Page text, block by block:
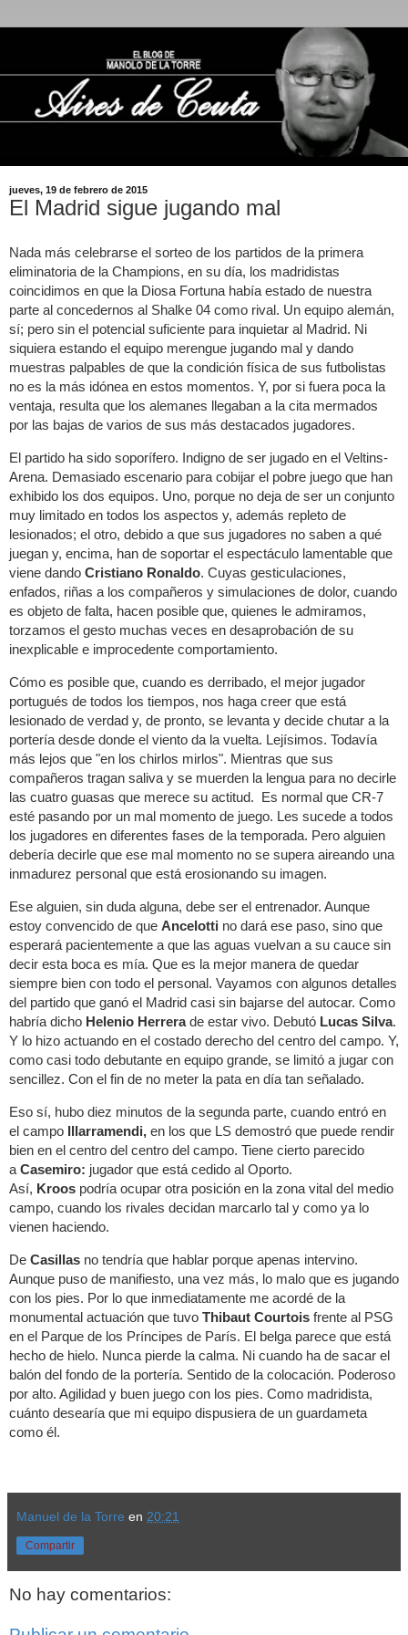
jueves, 19 de febrero de 2015
El Madrid sigue jugando mal
Nada más celebrarse el sorteo de los partidos de la primera
eliminatoria de la Champions, en su día, los madridistas
coincidimos en que la Diosa Fortuna había estado de nuestra
parte al concedernos al Shalke 04 como rival. Un equipo alemán,
sí; pero sin el potencial suficiente para inquietar al Madrid. Ni
siquiera estando el equipo merengue jugando mal y dando
muestras palpables de que la condición física de sus futbolistas
no es la más idónea en estos momentos. Y, por si fuera poca la
ventaja, resulta que los alemanes llegaban a la cita mermados
por las bajas de varios de sus más destacados jugadores.
El partido ha sido soporífero. Indigno de ser jugado en el Veltins-
Arena. Demasiado escenario para cobijar el pobre juego que han
exhibido los dos equipos. Uno, porque no deja de ser un conjunto
muy limitado en todos los aspectos y, además repleto de
lesionados; el otro, debido a que sus jugadores no saben a qué
juegan y, encima, han de soportar el espectáculo lamentable que
viene dando Cristiano Ronaldo. Cuyas gesticulaciones,
enfados, riñas a los compañeros y simulaciones de dolor, cuando
es objeto de falta, hacen posible que, quienes le admiramos,
torzamos el gesto muchas veces en desaprobación de su
inexplicable e improcedente comportamiento.
Cómo es posible que, cuando es derribado, el mejor jugador
portugués de todos los tiempos, nos haga creer que está
lesionado de verdad y, de pronto, se levanta y decide chutar a la
portería desde donde el viento da la vuelta. Lejísimos. Todavía
más lejos que "en los chirlos mirlos". Mientras que sus
compañeros tragan saliva y se muerden la lengua para no decirle
las cuatro guasas que merece su actitud. Es normal que CR-7
esté pasando por un mal momento de juego. Les sucede a todos
los jugadores en diferentes fases de la temporada. Pero alguien
debería decirle que ese mal momento no se supera aireando una
inmadurez personal que está erosionando su imagen.
Ese alguien, sin duda alguna, debe ser el entrenador. Aunque
estoy convencido de que Ancelotti no dará ese paso, sino que
esperará pacientemente a que las aguas vuelvan a su cauce sin
decir esta boca es mía. Que es la mejor manera de quedar
siempre bien con todo el personal. Vayamos con algunos detalles
del partido que ganó el Madrid casi sin bajarse del autocar. Como
habría dicho Helenio Herrerade estar vivo. Debutó Lucas Silva.
Y lo hizo actuando en el costado derecho del centro del campo. Y,
como casi todo debutante en equipo grande, se limitó a jugar con
sencillez. Con el fin de no meter la pata en día tan señalado.
Eso sí, hubo diez minutos de la segunda parte, cuando entró en
el campo Illarramendi, en los que LS demostró que puede rendir
bien en el centro del centro del campo. Tiene cierto parecido
a Casemiro: jugador que está cedido al Oporto.
Así, Kroos podría ocupar otra posición en la zona vital del medio
campo, cuando los rivales decidan marcarlo tal y como ya lo
vienen haciendo.
De Casillas no tendría que hablar porque apenas intervino.
Aunque puso de manifiesto, una vez más, lo malo que es jugando
con los pies. Por lo que inmediatamente me acordé de la
monumental actuación que tuvo Thibaut Courtois frente al PSG
en el Parque de los Príncipes de París. El belga parece que está
hecho de hielo. Nunca pierde la calma. Ni cuando ha de sacar el
balón del fondo de la portería. Sentido de la colocación. Poderoso
por alto. Agilidad y buen juego con los pies. Como madridista,
cuánto desearía que mi equipo dispusiera de un guardameta
como él.
Manuel de la Torre en 20:21
Compartir
No hay comentarios: